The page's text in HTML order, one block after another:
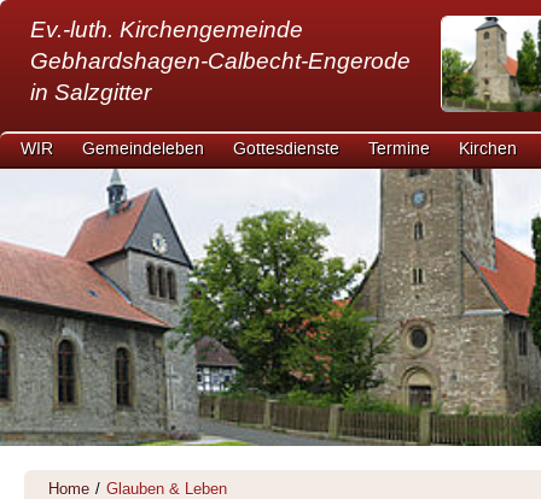
Ev.-luth. Kirchengemeinde
Gebhardshagen-Calbecht-Engerode
in Salzgitter
WIR Gemeindeleben Gottesdienste Termine Kirchen
Home / Glauben & Leben